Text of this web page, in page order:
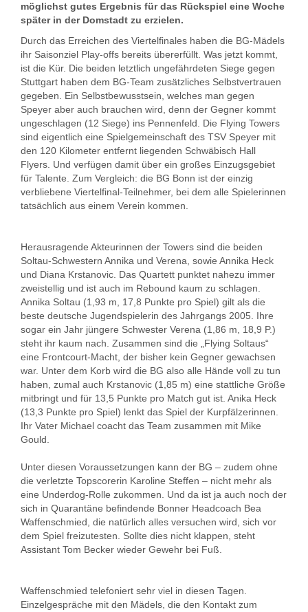
möglichst gutes Ergebnis für das Rückspiel eine Woche
später in der Domstadt zu erzielen.
Durch das Erreichen des Viertelfinales haben die BG-Mädels
ihr Saisonziel Play-offs bereits übererfüllt. Was jetzt kommt,
ist die Kür. Die beiden letztlich ungefährdeten Siege gegen
Stuttgart haben dem BG-Team zusätzliches Selbstvertrauen
gegeben. Ein Selbstbewusstsein, welches man gegen
Speyer aber auch brauchen wird, denn der Gegner kommt
ungeschlagen (12 Siege) ins Pennenfeld. Die Flying Towers
sind eigentlich eine Spielgemeinschaft des TSV Speyer mit
den 120 Kilometer entfernt liegenden Schwäbisch Hall
Flyers. Und verfügen damit über ein großes Einzugsgebiet
für Talente. Zum Vergleich: die BG Bonn ist der einzig
verbliebene Viertelfinal-Teilnehmer, bei dem alle Spielerinnen
tatsächlich aus einem Verein kommen.
Herausragende Akteurinnen der Towers sind die beiden
Soltau-Schwestern Annika und Verena, sowie Annika Heck
und Diana Krstanovic. Das Quartett punktet nahezu immer
zweistellig und ist auch im Rebound kaum zu schlagen.
Annika Soltau (1,93 m, 17,8 Punkte pro Spiel) gilt als die
beste deutsche Jugendspielerin des Jahrgangs 2005. Ihre
sogar ein Jahr jüngere Schwester Verena (1,86 m, 18,9 P.)
steht ihr kaum nach. Zusammen sind die „Flying Soltaus“
eine Frontcourt-Macht, der bisher kein Gegner gewachsen
war. Unter dem Korb wird die BG also alle Hände voll zu tun
haben, zumal auch Krstanovic (1,85 m) eine stattliche Größe
mitbringt und für 13,5 Punkte pro Match gut ist. Anika Heck
(13,3 Punkte pro Spiel) lenkt das Spiel der Kurpfälzerinnen.
Ihr Vater Michael coacht das Team zusammen mit Mike
Gould.
Unter diesen Voraussetzungen kann der BG – zudem ohne
die verletzte Topscorerin Karoline Steffen – nicht mehr als
eine Underdog-Rolle zukommen. Und da ist ja auch noch der
sich in Quarantäne befindende Bonner Headcoach Bea
Waffenschmied, die natürlich alles versuchen wird, sich vor
dem Spiel freizutesten. Sollte dies nicht klappen, steht
Assistant Tom Becker wieder Gewehr bei Fuß.
Waffenschmied telefoniert sehr viel in diesen Tagen.
Einzelgespräche mit den Mädels, die den Kontakt zum